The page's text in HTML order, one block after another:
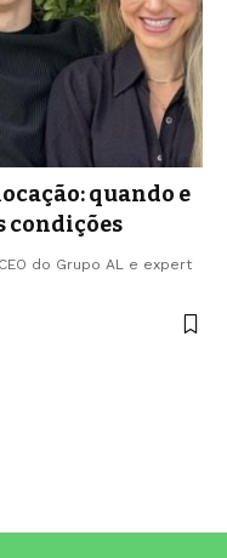
quando e
condições
do Grupo AL e expert